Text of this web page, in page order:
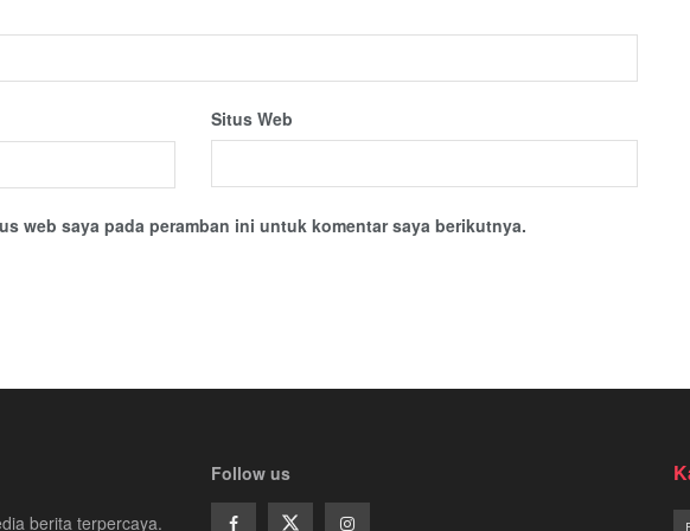
Situs Web
web saya pada peramban ini untuk komentar saya berikutnya.
berita terpercaya.
Follow us